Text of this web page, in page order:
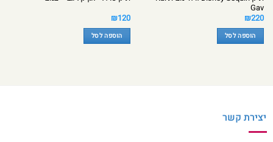
Gav
₪220
הוספה לסל
₪120
הוספה לסל
יצירת קשר